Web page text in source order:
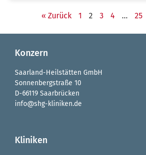
« Zurück 1 2 3 4 … 25
Konzern
Saarland-Heilstätten GmbH
Sonnenbergstraße 10
D-66119 Saarbrücken
info@shg-kliniken.de
Kliniken